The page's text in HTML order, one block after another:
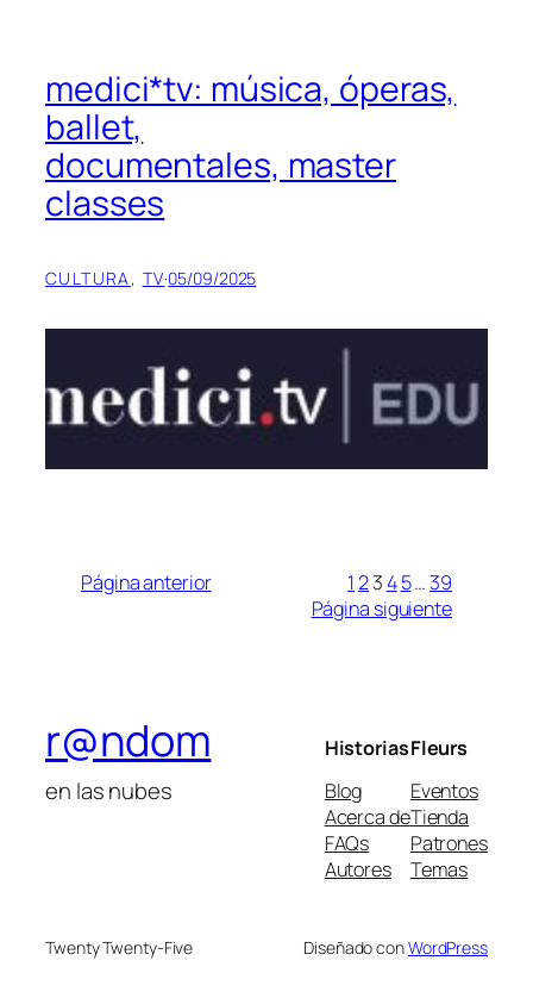
medici*tv: música, óperas,
ballet,
documentales, master
classes
CULTURA, TV·05/09/2025
Página anterior 12345… 39
Página siguiente
r@ndom
en las nubes
Historias
Blog
Acerca de
FAQs
Autores
Fleurs
Eventos
Tienda
Patrones
Temas
Twenty Twenty-Five Diseñado conWordPress